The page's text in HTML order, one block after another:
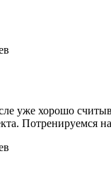
уже хорошо
Потренируемся